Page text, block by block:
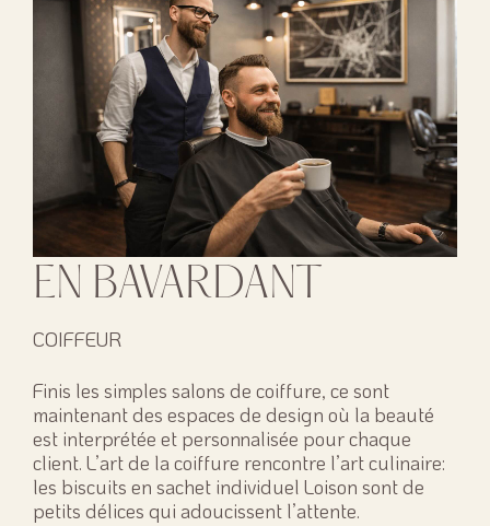
EN BAVARDANT
COIFFEUR
Finis les simples salons de coiffure, ce sont
maintenant des espaces de design où la beauté
est interprétée et personnalisée pour chaque
client. L’art de la coiffure rencontre l’art culinaire:
les biscuits en sachet individuel Loison sont de
petits délices qui adoucissent l’attente.